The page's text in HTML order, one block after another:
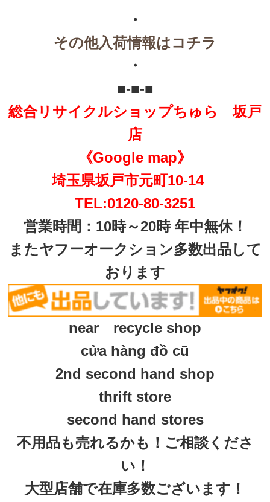
・
その他入荷情報はコチラ
・
■-■-■
総合リサイクルショップちゅら 坂戸
店
《Google map》
埼玉県坂戸市元町10-14
TEL:0120-80-3251
営業時間：10時～20時 年中無休！
またヤフーオークション多数出品して
おります
near recycle shop
cửa hàng đồ cũ
2nd second hand shop
thrift store
second hand stores
不用品も売れるかも！ご相談くださ
い！
大型店舗で在庫多数ございます！